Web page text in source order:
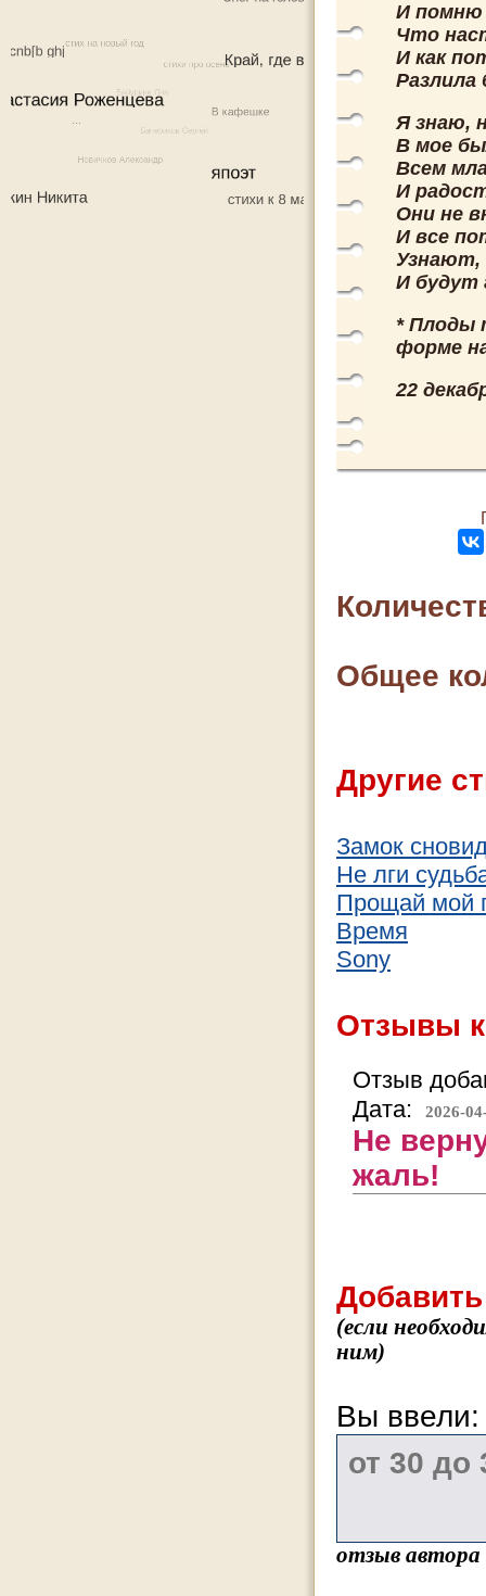
И помню
Что
И как
Разлила
Я знаю,
В мое
Всем
И
Они не
И все
Узнают,
И будут
* Плоды
форме
22
Общее
Другие
Замок
Не лги
Прощай мой
Время
Sony
Отзывы
Отзыв
Дата:
2026-
Не
жаль!
(если
ним)
Вы
отзыв